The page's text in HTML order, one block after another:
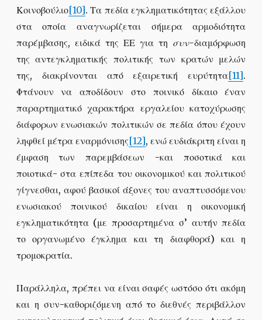
Κοινοβούλιο[10]. Τα πεδία εγκληματικότητας εξάλλου
στα οποία αναγνωρίζεται σήμερα αρμοδιότητα
παρέμβασης, ειδικά της ΕΕ για τη συν-διαμόρφωση
της αντεγκληματικής πολιτικής των κρατών μελών
της, διακρίνονται από εξαιρετική ευρύτητα[11].
Φτάνουν να αποδίδουν στο ποινικό δίκαιο έναν
παραρτηματικό χαρακτήρα εργαλείου κατοχύρωσης
διάφορων ενωσιακών πολιτικών σε πεδία όπου έχουν
ληφθεί μέτρα εναρμόνισης[12], ενώ ευδιάκριτη είναι η
έμφαση των παρεμβάσεων -και ποσοτικά και
ποιοτικά- στα επίπεδα του οικονομικού και πολιτικού
γίγνεσθαι, αφού βασικοί άξονες του αναπτυσσόμενου
ενωσιακού ποινικού δικαίου είναι η οικονομική
εγκληματικότητα (με προσαρτημένα σ’ αυτήν πεδία
το οργανωμένο έγκλημα και τη διαφθορά) και η
τρομοκρατία.
Παράλληλα, πρέπει να είναι σαφές ωστόσο ότι ακόμη
και η συν-καθοριζόμενη από το διεθνές περιβάλλον